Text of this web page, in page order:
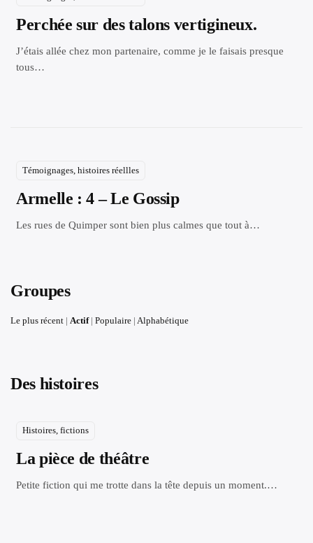
Perchée sur des talons vertigineux.
J’étais allée chez mon partenaire, comme je le faisais presque
tous…
Témoignages, histoires réellles
Armelle : 4 – Le Gossip
Les rues de Quimper sont bien plus calmes que tout à…
Groupes
Le plus récent | Actif | Populaire | Alphabétique
Des histoires
Histoires, fictions
La pièce de théâtre
Petite fiction qui me trotte dans la tête depuis un moment.…